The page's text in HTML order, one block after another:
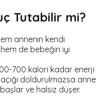
Tutabilir mi?
annenin kendi
de bebeğin iyi
700 kalori kadar enerji
doldurulmazsa anne
ve halsiz düşer.